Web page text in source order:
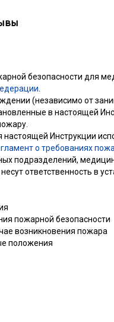
безопасности для
(независимо от
в настоящей
Инструкции
о требованиях
подразделений,
ответственность в
пожарной безопасности
возникновения пожара
положения